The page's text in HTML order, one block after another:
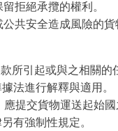
拒絕承攬的權利。
共安全造成風險的
所引起或與之相關
法進行解釋與適用。
提交貨物運送起始
有強制性規定。